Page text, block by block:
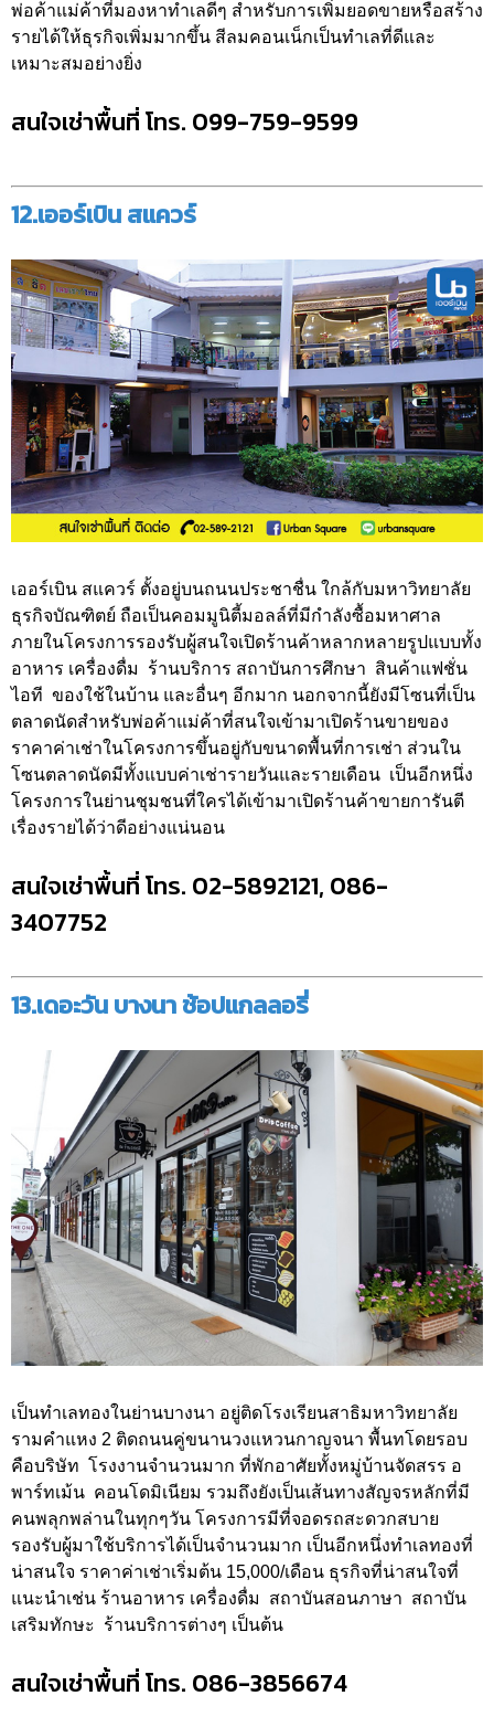
พ่อค้าแม่ค้าที่มองหาทำเลดีๆ สำหรับการเพิ่มยอดขายหรือสร้าง
รายได้ให้ธุรกิจเพิ่มมากขึ้น สีลมคอนเน็กเป็นทำเลที่ดีและ
เหมาะสมอย่างยิ่ง
สนใจเช่าพื้นที่ โทร. 099-759-9599
12.เออร์เบิน สแควร์
เออร์เบิน สแควร์ ตั้งอยู่บนถนนประชาชื่น ใกล้กับมหาวิทยาลัย
ธุรกิจบัณฑิตย์ ถือเป็นคอมมูนิตี้มอลล์ที่มีกำลังซื้อมหาศาล
ภายในโครงการรองรับผู้สนใจเปิดร้านค้าหลากหลายรูปแบบทั้ง
อาหาร เครื่องดื่ม ร้านบริการ สถาบันการศึกษา สินค้าแฟชั่น
ไอที ของใช้ในบ้าน และอื่นๆ อีกมาก นอกจากนี้ยังมีโซนที่เป็น
ตลาดนัดสำหรับพ่อค้าแม่ค้าที่สนใจเข้ามาเปิดร้านขายของ
ราคาค่าเช่าในโครงการขึ้นอยู่กับขนาดพื้นที่การเช่า ส่วนใน
โซนตลาดนัดมีทั้งแบบค่าเช่ารายวันและรายเดือน เป็นอีกหนึ่ง
โครงการในย่านชุมชนที่ใครได้เข้ามาเปิดร้านค้าขายการันตี
เรื่องรายได้ว่าดีอย่างแน่นอน
สนใจเช่าพื้นที่ โทร. 02-5892121, 086-
3407752
13.เดอะวัน บางนา ช้อปแกลลอรี่
เป็นทำเลทองในย่านบางนา อยู่ติดโรงเรียนสาธิมหาวิทยาลัย
รามคำแหง 2 ติดถนนคู่ขนานวงแหวนกาญจนา พื้นทโดยรอบ
คือบริษัท โรงงานจำนวนมาก ที่พักอาศัยทั้งหมู่บ้านจัดสรร อ
พาร์ทเม้น คอนโดมิเนียม รวมถึงยังเป็นเส้นทางสัญจรหลักที่มี
คนพลุกพล่านในทุกๆวัน โครงการมีที่จอดรถสะดวกสบาย
รองรับผู้มาใช้บริการได้เป็นจำนวนมาก เป็นอีกหนึ่งทำเลทองที่
น่าสนใจ ราคาค่าเช่าเริ่มต้น 15,000/เดือน ธุรกิจที่น่าสนใจที่
แนะนำเช่น ร้านอาหาร เครื่องดื่ม สถาบันสอนภาษา สถาบัน
เสริมทักษะ ร้านบริการต่างๆ เป็นต้น
สนใจเช่าพื้นที่ โทร. 086-3856674